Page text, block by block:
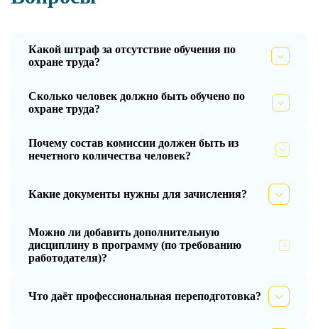
Какой штраф за отсутствие обучения по
охране труда?
Сколько человек должно быть обучено по
охране труда?
Почему состав комиссии должен быть из
нечетного количества человек?
Какие документы нужны для зачисления?
Можно ли добавить дополнительную
дисциплину в программу (по требованию
работодателя)?
Что даёт профессиональная переподготовка?